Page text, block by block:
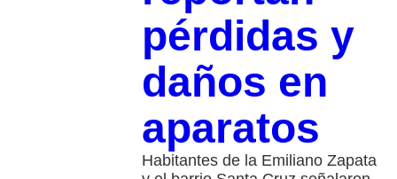
pérdidas y
daños en
aparatos
Habitantes de la Emiliano Zapata